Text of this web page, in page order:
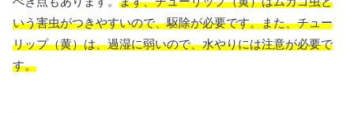
いう害虫がつきやすいので、駆除が必要です。また、チュー
リップ（黄）は、過湿に弱いので、水やりには注意が必要で
す。